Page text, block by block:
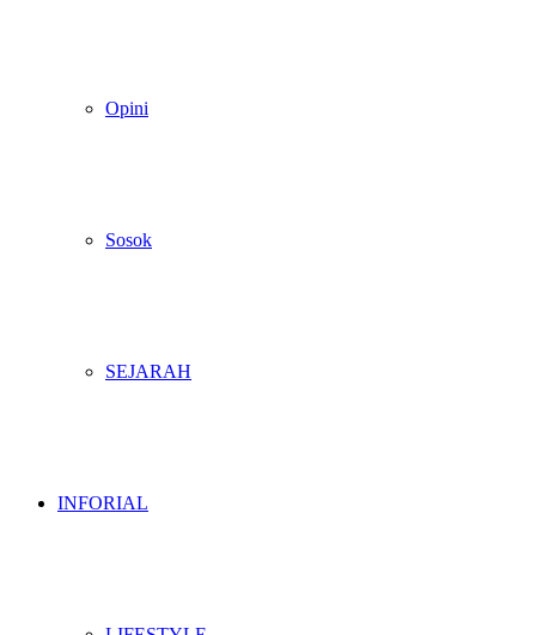
Opini
Sosok
SEJARAH
INFORIAL